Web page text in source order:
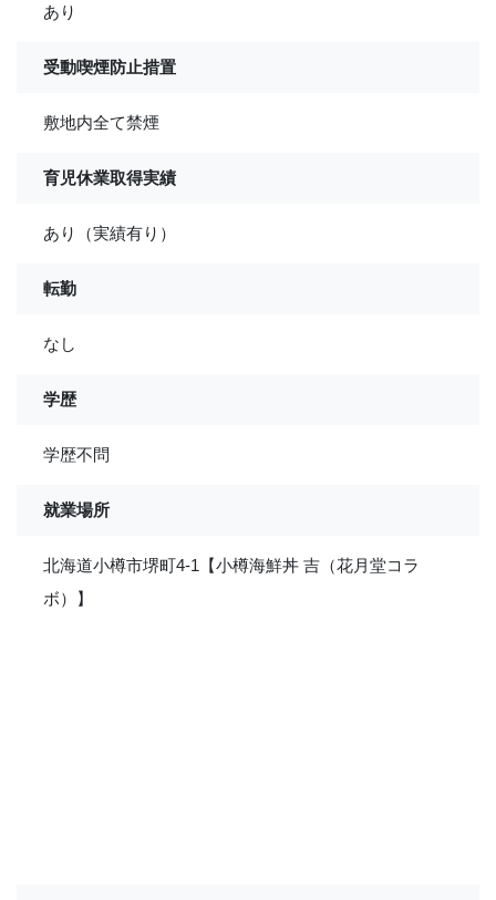
あり
受動喫煙防止措置
敷地内全て禁煙
育児休業取得実績
あり（実績有り）
転勤
なし
学歴
学歴不問
就業場所
北海道小樽市堺町4-1【小樽海鮮丼 吉（花月堂コラ
ボ）】